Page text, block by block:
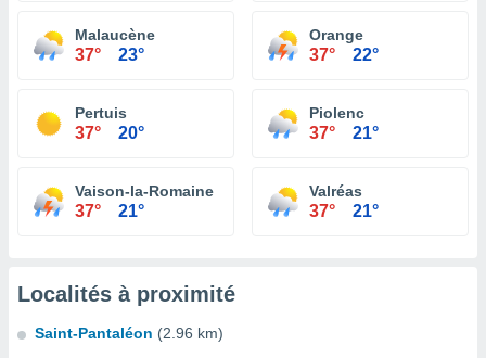
Malaucène
37° 23°
Orange
37° 22°
Pertuis
37° 20°
Piolenc
37° 21°
Vaison-la-Romaine
37° 21°
Valréas
37° 21°
Localités à proximité
Saint-Pantaléon (2.96 km)